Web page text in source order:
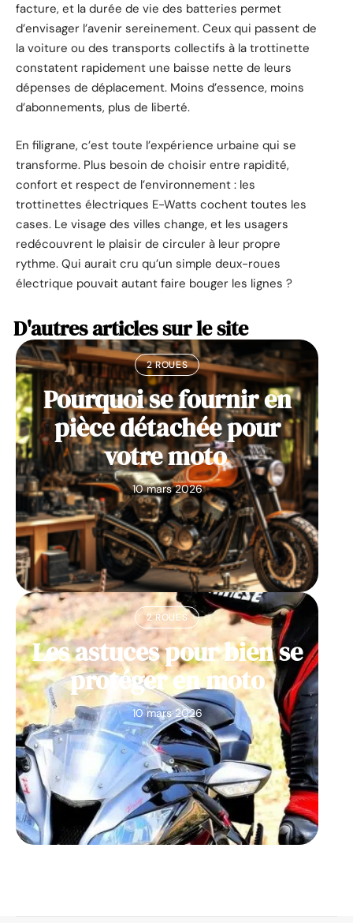
facture, et la durée de vie des batteries permet
d’envisager l’avenir sereinement. Ceux qui passent de
la voiture ou des transports collectifs à la trottinette
constatent rapidement une baisse nette de leurs
dépenses de déplacement. Moins d’essence, moins
d’abonnements, plus de liberté.
En filigrane, c’est toute l’expérience urbaine qui se
transforme. Plus besoin de choisir entre rapidité,
confort et respect de l’environnement : les
trottinettes électriques E-Watts cochent toutes les
cases. Le visage des villes change, et les usagers
redécouvrent le plaisir de circuler à leur propre
rythme. Qui aurait cru qu’un simple deux-roues
électrique pouvait autant faire bouger les lignes ?
D'autres articles sur le site
2 ROUES
Pourquoi se fournir en
pièce détachée pour
votre moto
10 mars 2026
2 ROUES
Les astuces pour bien se
protéger en moto
10 mars 2026